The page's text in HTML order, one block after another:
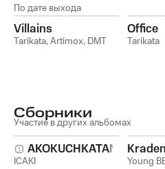
По дате выхода
Villains
Tarikata,Artimox, DMT
Office
Tarikata
Сборники
Участие в других альбомах
ICAKI Young